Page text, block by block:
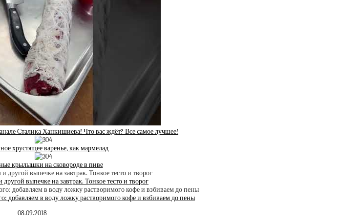
Сталика Ханкишиева! Что вас ждёт? Все самое лучшее!
хрустящее варенье, как мармелад
крылышки на сковороде в пиве⁠⁠
другой выпечке на завтрак. Тонкое тесто и творог
добавляем в воду ложку растворимого кофе и взбиваем до пены
08.09.2018